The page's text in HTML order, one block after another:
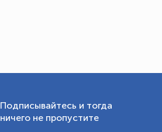
Подписывайтесь и тогда
ничего не пропустите